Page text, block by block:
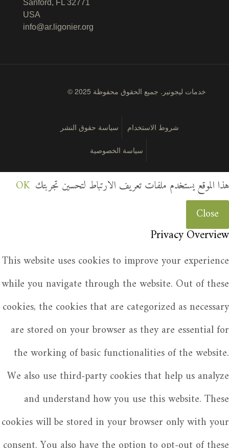
Sanford, FL 32771
USA
info@ar.ligonier.org
© 2025 خدمات ليجونير. جميع الحقوق محفوظة
شروط الاستخدام سياسة حقوق النشر
سياسة الخصوصية
هذا الموقع يستخدم ملفات تعريف الارتباط لتحسين تجربتك OK
Close
Privacy Overview
This website uses cookies to improve your experience
while you navigate through the website. Out of these
cookies, the cookies that are categorized as necessary
are stored on your browser as they are essential for
the working of basic functionalities of the website.
We also use third-party cookies that help us analyze
and understand how you use this website. These
cookies will be stored in your browser only with your